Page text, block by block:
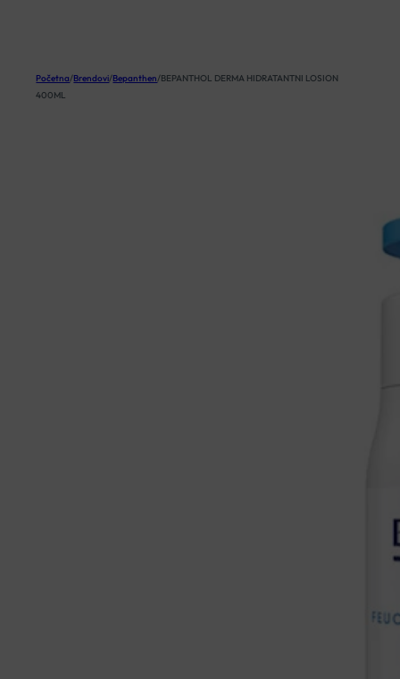
Početna/Brendovi/Bepanthen/BEPANTHOL DERMA HIDRATANTNI LOSION
400ML